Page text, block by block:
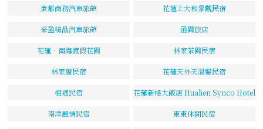
東都商務汽車旅館 花蓮上大和景觀民宿
采盈精品汽車旅館 函園旅店
花蓮‧南海渡假花園 林家茶園民宿
林家厝民宿 花蓮天外天溫馨民宿
相遇民宿 花蓮新格大飯店 Hualien Synco Hotel
南洋風情民宿 東東休閒民宿